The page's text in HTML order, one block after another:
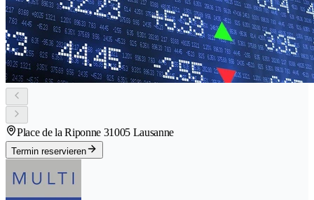
Place de la Riponne 31005 Lausanne
Termin reservieren